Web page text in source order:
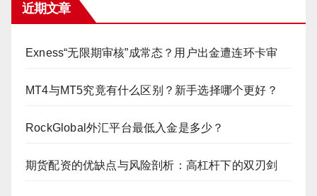
近期文章
Exness“无限期审核”成常态？用户出金遭连环卡审
MT4与MT5究竟有什么区别？新手选择哪个更好？
RockGlobal外汇平台最低入金是多少？
期货配资的优缺点与风险剖析：高杠杆下的双刃剑